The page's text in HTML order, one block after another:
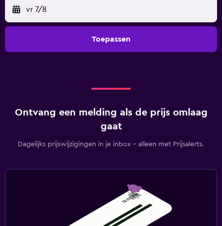
vr 7/8
Toepassen
Ontvang een melding als de prijs omlaag
gaat
Dagelijks prijswijzigingen in je inbox - alleen met Prijsalerts.